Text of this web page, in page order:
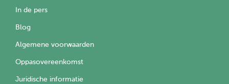
In de pers
Blog
Algemene voorwaarden
Oppasovereenkomst
Juridische informatie